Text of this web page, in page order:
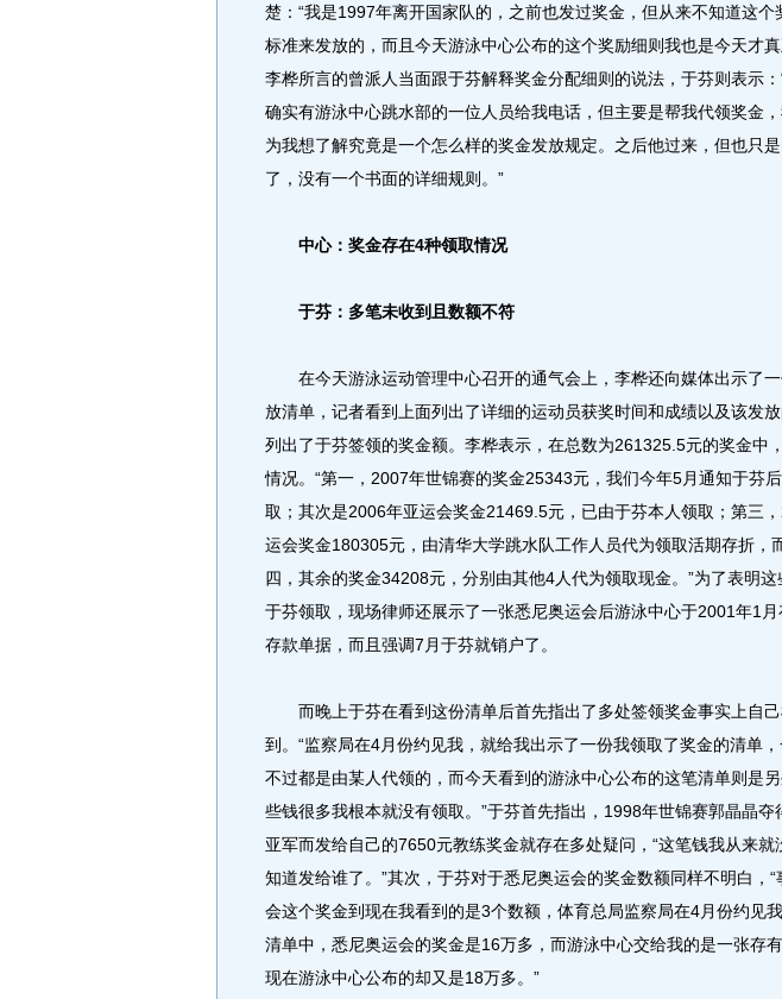
楚：“我是1997年离开国家队的，之前也发过奖金，但从来不知道这个
标准来发放的，而且今天游泳中心公布的这个奖励细则我也是今天才
李桦所言的曾派人当面跟于芬解释奖金分配细则的说法，于芬则表示
确实有游泳中心跳水部的一位人员给我电话，但主要是帮我代领奖金
为我想了解究竟是一个怎么样的奖金发放规定。之后他过来，但也只
了，没有一个书面的详细规则。”
中心：奖金存在4种领取情况
于芬：多笔未收到且数额不符
在今天游泳运动管理中心召开的通气会上，李桦还向媒体出示了一
放清单，记者看到上面列出了详细的运动员获奖时间和成绩以及该发
列出了于芬签领的奖金额。李桦表示，在总数为261325.5元的奖金中
情况。“第一，2007年世锦赛的奖金25343元，我们今年5月通知于芬
取；其次是2006年亚运会奖金21469.5元，已由于芬本人领取；第三
运会奖金180305元，由清华大学跳水队工作人员代为领取活期存折，
四，其余的奖金34208元，分别由其他4人代为领取现金。”为了表明
于芬领取，现场律师还展示了一张悉尼奥运会后游泳中心于2001年1
存款单据，而且强调7月于芬就销户了。
而晚上于芬在看到这份清单后首先指出了多处签领奖金事实上自己
到。“监察局在4月份约见我，就给我出示了一份我领取了奖金的清单，
不过都是由某人代领的，而今天看到的游泳中心公布的这笔清单则是
些钱很多我根本就没有领取。”于芬首先指出，1998年世锦赛郭晶晶夺
亚军而发给自己的7650元教练奖金就存在多处疑问，“这笔钱我从来就
知道发给谁了。”其次，于芬对于悉尼奥运会的奖金数额同样不明白，“
会这个奖金到现在我看到的是3个数额，体育总局监察局在4月份约见
清单中，悉尼奥运会的奖金是16万多，而游泳中心交给我的是一张存
现在游泳中心公布的却又是18万多。”